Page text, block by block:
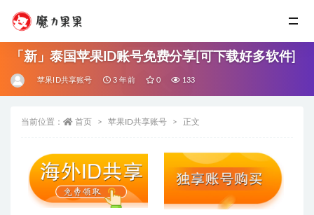
「新」泰国苹果ID账号免费分享[可下载好多软件]
苹果ID共享账号 3 年前 0 133
当前位置： 首页 苹果ID共享账号 正文